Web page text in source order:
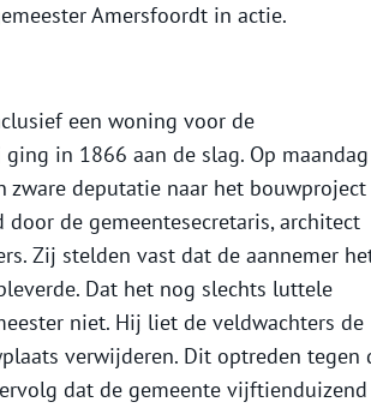
Amersfoordt in actie.
een woning voor de
ging in 1866 aan de slag. Op
zware deputatie naar het bouwproject
de gemeentesecretaris, architect
Zij stelden vast dat de aannemer
Dat het nog slechts luttele
niet. Hij liet de veldwachters de
verwijderen. Dit optreden tegen
dat de gemeente vijftienduizend